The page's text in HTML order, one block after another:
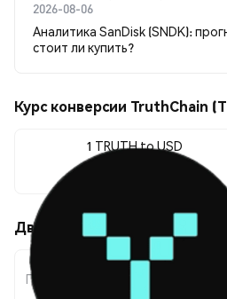
2026-08-06
Аналитика SanDisk (SNDK):
стоит ли купить?
Курс конверсии TruthChain
1 TRUTH to USD
Движения цены TruthChain
Период